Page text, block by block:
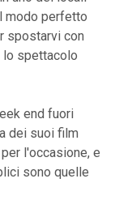
modo perfetto
spostarvi con
lo spettacolo
end fuori
dei suoi film
l'occasione, e
sono quelle